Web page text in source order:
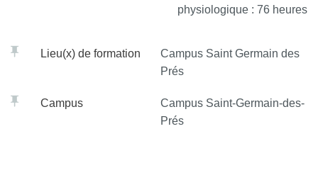
physiologique : 76 heures
Lieu(x) de formation
Campus Saint Germain des
Prés
Campus
Campus Saint-Germain-des-
Prés